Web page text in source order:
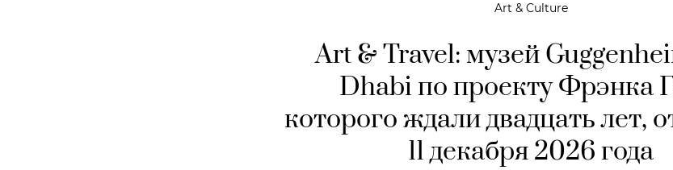
Art & Culture
Art & Travel: музей
Dhabi по проекту Фрэнка
которого ждали двадцать лет,
11 декабря 2026 года